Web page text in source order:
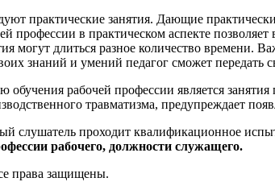
практические занятия. Дающие
профессии в практическом аспекте
могут длиться разное количество
знаний и умений педагог сможет
обучения рабочей профессии является
травматизма, предупреждает
слушатель проходит квалификационное
рабочего, должности служащего.
права защищены.